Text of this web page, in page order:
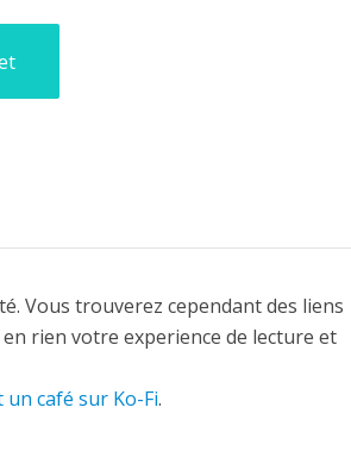
Vous trouverez cependant des liens
rien votre experience de lecture et
café sur Ko-Fi.